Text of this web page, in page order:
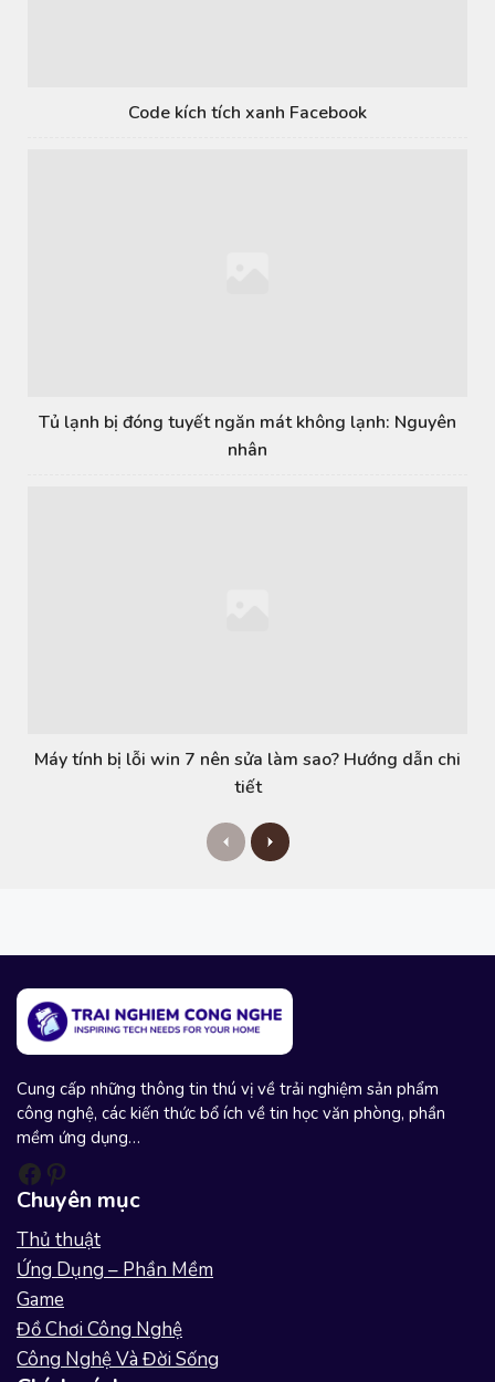
Code kích tích xanh Facebook
Tủ lạnh bị đóng tuyết ngăn mát không lạnh: Nguyên
nhân
Máy tính bị lỗi win 7 nên sửa làm sao? Hướng dẫn chi
tiết
P
r
u
N
e
Cung cấp những thông tin thú vị về trải nghiệm sản phẩm
công nghệ, các kiến thức bổ ích về tin học văn phòng, phần
mềm ứng dụng…
Facebook
Pinterest
Chuyên mục
Thủ thuật
Ứng Dụng – Phần Mềm
Game
Đồ Chơi Công Nghệ
Công Nghệ Và Đời Sống